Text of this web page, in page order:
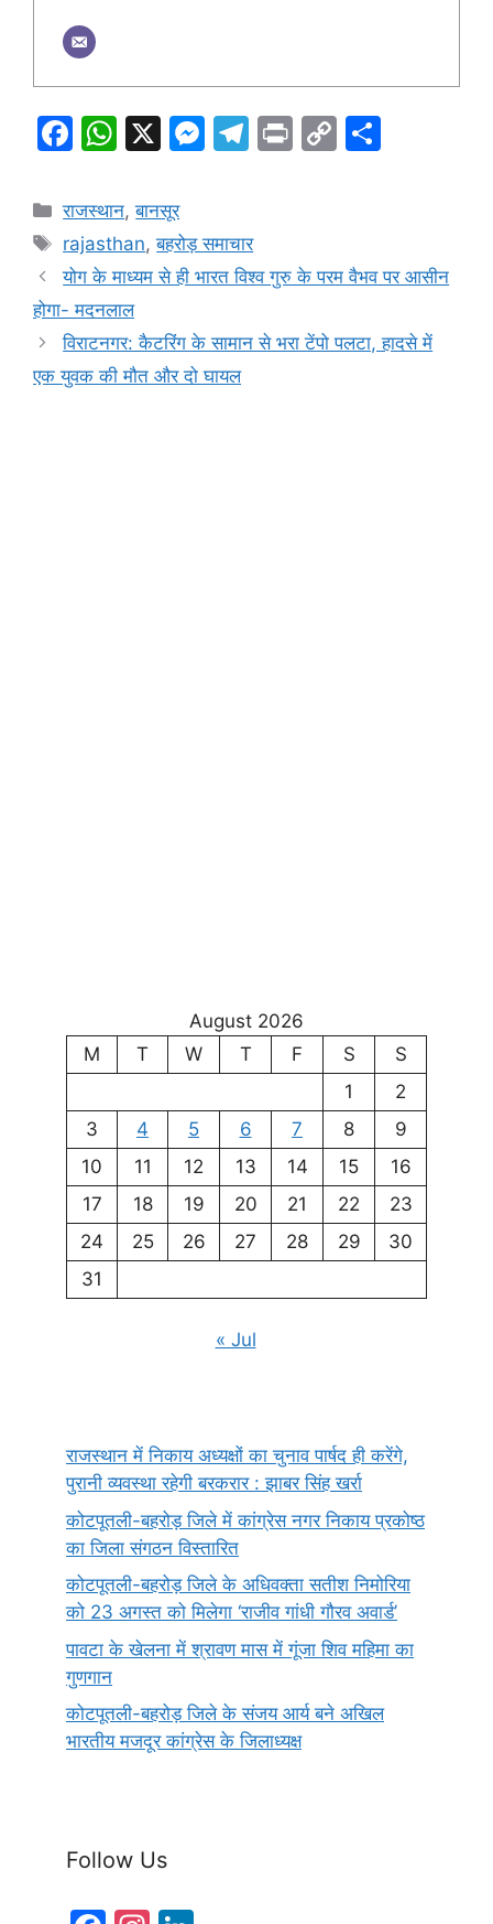
F
c
e
b
o
o
k
W
at
s
A
p
p
X
M
s
e
g
er
T
gr
a
Pr C
Li
k
Categories
राजस्थान,बानसूर
Tags
rajasthan,बहरोड़ समाचार
योग के माध्यम से ही भारत विश्व गुरु के परम वैभव पर आसीन
होगा- मदनलाल
विराटनगर: कैटरिंग के सामान से भरा टेंपो पलटा, हादसे में
एक युवक की मौत और दो घायल
August 2026
M
T W T F S
S
1
2
3
4 5 6 7 8
9
10
11 12 13 14 15
16
17
18 19 20 21 22
23
24
25 26 27 28 29
30
31
« Jul
राजस्थान में निकाय अध्यक्षों का चुनाव पार्षद ही करेंगे,
पुरानी व्यवस्था रहेगी बरकरार : झाबर सिंह खर्रा
कोटपूतली-बहरोड़ जिले में कांग्रेस नगर निकाय प्रकोष्ठ
का जिला संगठन विस्तारित
कोटपूतली-बहरोड़ जिले के अधिवक्ता सतीश निमोरिया
को 23 अगस्त को मिलेगा ‘राजीव गांधी गौरव अवार्ड’
पावटा के खेलना में श्रावण मास में गूंजा शिव महिमा का
गुणगान
कोटपूतली-बहरोड़ जिले के संजय आर्य बने अखिल
भारतीय मजदूर कांग्रेस के जिलाध्यक्ष
Follow Us